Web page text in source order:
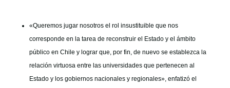
NUESTRO EQUIPO
«Queremos jugar nosotros el rol insustituible que nos
corresponde en la tarea de reconstruir el Estado y el ámbito
público en Chile y lograr que, por fin, de nuevo se establezca la
relación virtuosa entre las universidades que pertenecen al
Estado y los gobiernos nacionales y regionales», enfatizó el